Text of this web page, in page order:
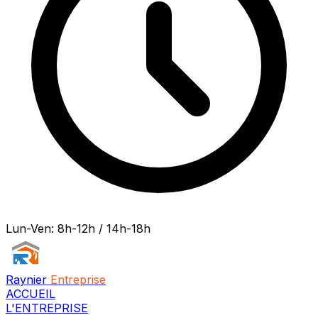
Lun-Ven: 8h-12h / 14h-18h
Raynier Entreprise
ACCUEIL
L'ENTREPRISE